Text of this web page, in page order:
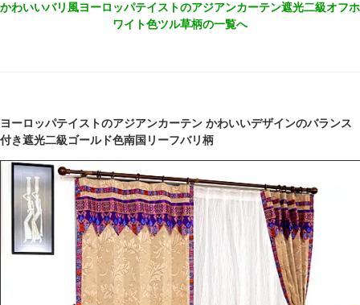
かわいいバリ風ヨーロッパテイストのアジアンカーテン遮光二級オフホ
ワイト色ツル草柄の一覧へ
ヨーロッパテイストのアジアンカーテン かわいいデザインのバランス
付き遮光二級ゴールド色南国リーフバリ柄